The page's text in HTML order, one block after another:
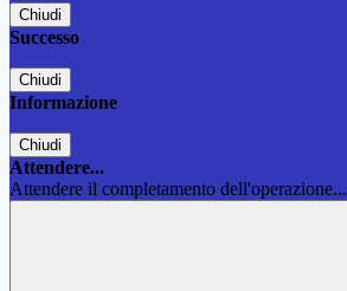
Chiudi
Successo
Chiudi
Informazione
Chiudi
Attendere...
Attendere il completamento dell'operazione...